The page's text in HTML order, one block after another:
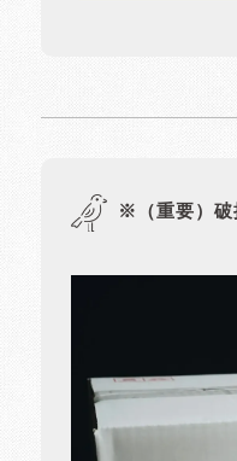
※（重要）破